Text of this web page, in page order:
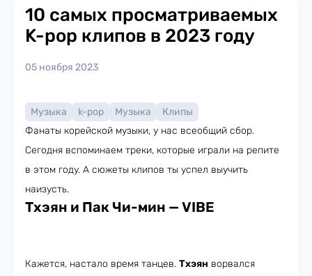
10 самых просматриваемых
K-pop клипов в 2023 году
05 ноября 2023
Музыка k-pop Музыка
Клипы
Фанаты корейской музыки, у нас всеобщий сбор.
Сегодня вспоминаем треки, которые играли на репите
в этом году. А сюжеты клипов ты успел выучить
наизусть.
Тхэян и Пак Чи-мин — VIBE
Кажется, настало время танцев. Тхэян ворвался